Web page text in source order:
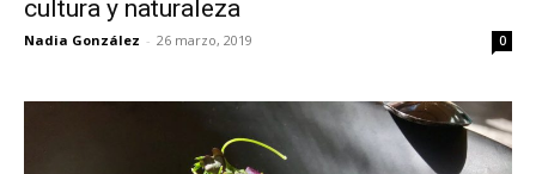
cultura y naturaleza
Nadia González - 26 marzo, 2019 0